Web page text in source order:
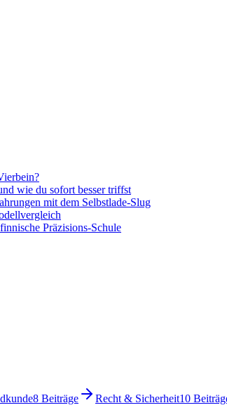
wie du sofort besser triffst
mit dem Selbstlade-Slug
Präzisions-Schule
8 Beiträge Recht & Sicherheit10